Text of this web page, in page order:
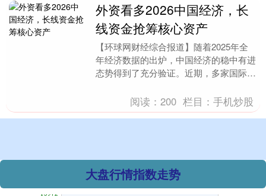
外资看多2026中国经济，长
线资金抢筹核心资产
【环球网财经综合报道】随着2025年全
年经济数据的出炉，中国经济的稳中有进
态势得到了充分验证。近期，多家国际知
2026年中国经济....
阅读：200 栏目：手机炒股
大盘行情指数走势
+200.89 +1.42%